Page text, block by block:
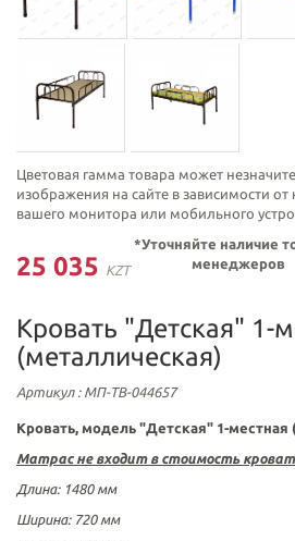
Цветовая гамма товара может
изображения на сайте в зависимости от
вашего монитора или мобильного
25 035 KZT
*Уточняйте наличие
менеджеров
Кровать "Детская" 1-
(металлическая)
Артикул: МП-ТВ-044657
Кровать, модель "Детская" 1-местная
Матрас не входит в стоимость
Длина: 1480 мм
Ширина: 720 мм